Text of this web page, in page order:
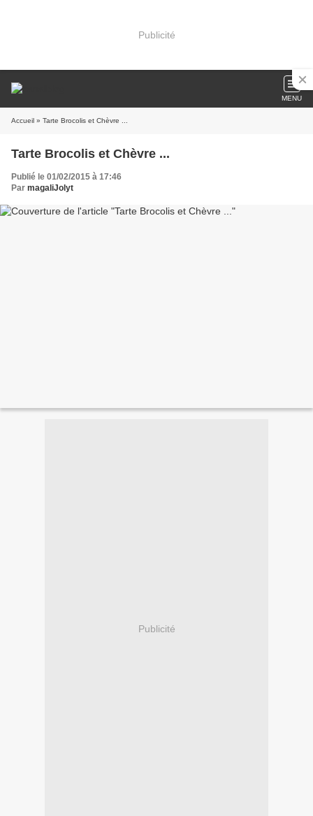
Publicité
MENU
Accueil » Tarte Brocolis et Chèvre ...
Tarte Brocolis et Chèvre ...
Publié le 01/02/2015 à 17:46
Par magaliJolyt
Publicité